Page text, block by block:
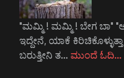
"ಮಮ್ಮಿ ! ಮಮ್ಮಿ ! ಬೇಗ ಬಾ"
ಇದ್ದೇನೆ, ಯಾಕೆ
ಬರುತ್ತೀನಿ ತ… ಮುಂದೆ ಓದಿ…